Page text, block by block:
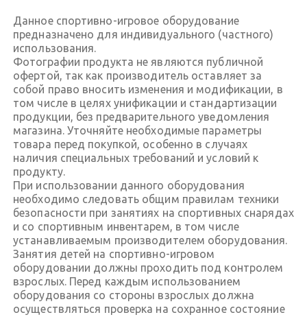
Данное спортивно-игровое оборудование
предназначено для индивидуального (частного)
использования.
Фотографии продукта не являются публичной
офертой, так как производитель оставляет за
собой право вносить изменения и модификации, в
том числе в целях унификации и стандартизации
продукции, без предварительного уведомления
магазина. Уточняйте необходимые параметры
товара перед покупкой, особенно в случаях
наличия специальных требований и условий к
продукту.
При использовании данного оборудования
необходимо следовать общим правилам техники
безопасности при занятиях на спортивных снарядах
и со спортивным инвентарем, в том числе
устанавливаемым производителем оборудования.
Занятия детей на спортивно-игровом
оборудовании должны проходить под контролем
взрослых. Перед каждым использованием
оборудования со стороны взрослых должна
осуществляться проверка на сохранное состояние